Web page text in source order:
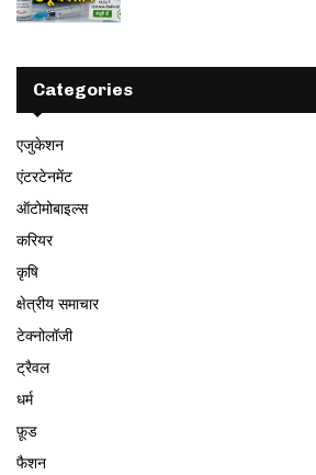
Categories
एजुकेशन
एंटरटेनमेंट
ऑटोमोबाइल्स
करियर
कृषि
क्षेत्रीय समाचार
टेक्नोलॉजी
ट्रैवल
धर्म
फ़ूड
फैशन